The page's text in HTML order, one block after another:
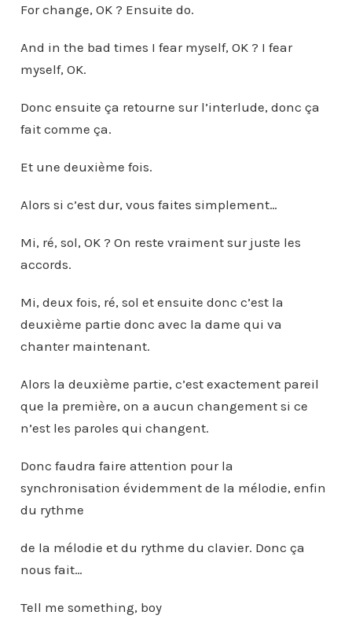
For change, OK ? Ensuite do.
And in the bad times I fear myself, OK ? I fear
myself, OK.
Donc ensuite ça retourne sur l’interlude, donc ça
fait comme ça.
Et une deuxième fois.
Alors si c’est dur, vous faites simplement…
Mi, ré, sol, OK ? On reste vraiment sur juste les
accords.
Mi, deux fois, ré, sol et ensuite donc c’est la
deuxième partie donc avec la dame qui va
chanter maintenant.
Alors la deuxième partie, c’est exactement pareil
que la première, on a aucun changement si ce
n’est les paroles qui changent.
Donc faudra faire attention pour la
synchronisation évidemment de la mélodie, enfin
du rythme
de la mélodie et du rythme du clavier. Donc ça
nous fait…
Tell me something, boy